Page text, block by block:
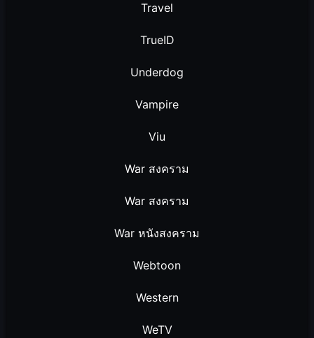
Travel
TrueID
Underdog
Vampire
Viu
War สงคราม
War สงคราม
War หนังสงคราม
Webtoon
Western
WeTV